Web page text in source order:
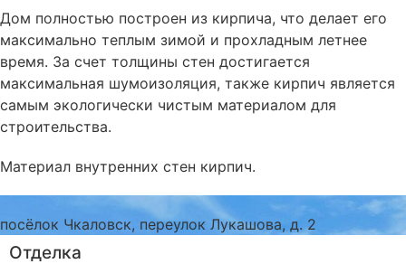
Дом полностью построен из кирпича, что делает его
максимально теплым зимой и прохладным летнее
время. За счет толщины стен достигается
максимальная шумоизоляция, также кирпич является
самым экологически чистым материалом для
строительства.
Материал внутренних стен кирпич.
посёлок Чкаловск, переулок Лукашова, д. 2
Отделка